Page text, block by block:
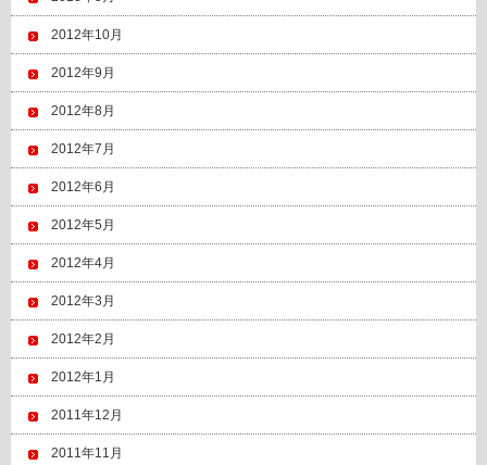
2012年10月
2012年9月
2012年8月
2012年7月
2012年6月
2012年5月
2012年4月
2012年3月
2012年2月
2012年1月
2011年12月
2011年11月